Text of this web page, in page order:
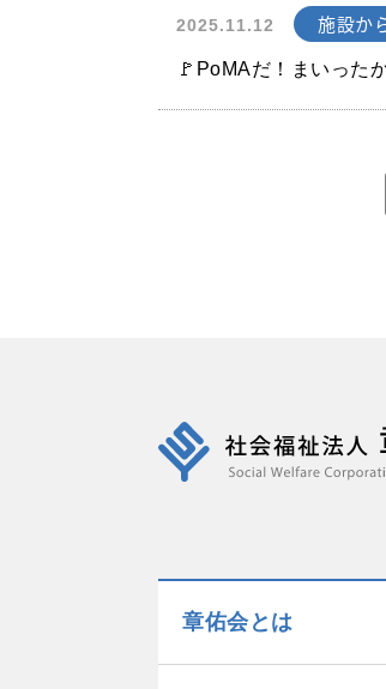
2025.11.12 施設か
🚩PoMAだ！まいった
章佑会とは